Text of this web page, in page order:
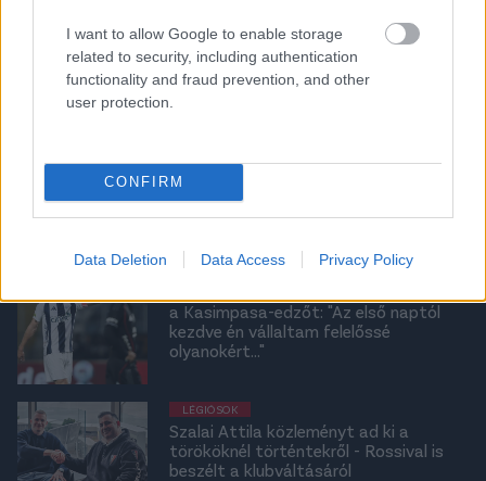
I want to allow Google to enable storage
related to security, including authentication
functionality and fraud prevention, and other
user protection.
CONFIRM
Data Deletion Data Access Privacy Policy
debütált, csapata fontos meccset
vesztett - videó
Európa legkaotikusabb bajnokságába
igazolt
LÉGIÓSOK
a Kasimpasa-edzőt: "Az első naptól
kezdve én vállaltam felelőssé
olyanokért..."
LÉGIÓSOK
Szalai Attila közleményt ad ki a
törököknél történtekről - Rossival is
beszélt a klubváltásáról